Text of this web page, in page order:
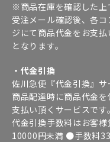
※商品在庫を確認した上
受注メール確認後、各
ジにて商品代金をお支
となります。
・代金引換
佐川急便『代金引換』サ
商品配達時に商品代金
支払い頂くサービスです。
代金引換手数料はお客
10000円未満 ●手数料